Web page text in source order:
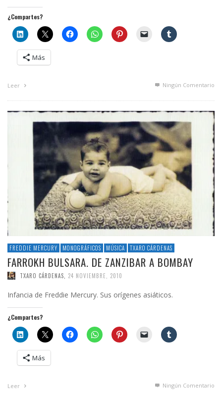
¿Compartes?
Más
Leer Ningún Comentario
FREDDIE MERCURY MONOGRÁFICOS MÚSICA TXARO CÁRDENAS
FARROKH BULSARA. DE ZANZIBAR A BOMBAY
TXARO CÁRDENAS 24 NOVIEMBRE, 2010
Infancia de Freddie Mercury. Sus orígenes asiáticos.
¿Compartes?
Más
Leer Ningún Comentario